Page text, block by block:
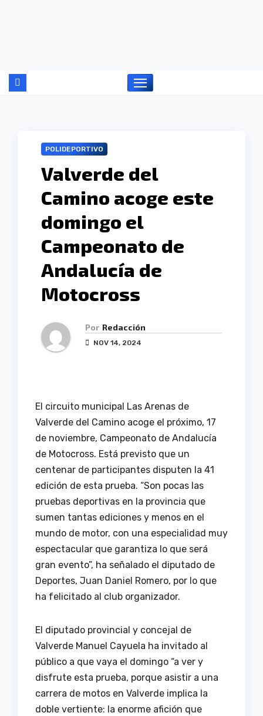
POLIDEPORTIVO
Valverde del
Camino acoge este
domingo el
Campeonato de
Andalucía de
Motocross
Por Redacción
NOV 14, 2024
El circuito municipal Las Arenas de
Valverde del Camino acoge el próximo, 17
de noviembre, Campeonato de Andalucía
de Motocross. Está previsto que un
centenar de participantes disputen la 41
edición de esta prueba. “Son pocas las
pruebas deportivas en la provincia que
sumen tantas ediciones y menos en el
mundo de motor, con una especialidad muy
espectacular que garantiza lo que será
gran evento”, ha señalado el diputado de
Deportes, Juan Daniel Romero, por lo que
ha felicitado al club organizador.
El diputado provincial y concejal de
Valverde Manuel Cayuela ha invitado al
público a que vaya el domingo “a ver y
disfrute esta prueba, porque asistir a una
carrera de motos en Valverde implica la
doble vertiente: la enorme afición que